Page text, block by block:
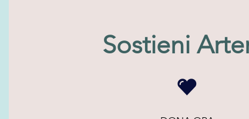
Sostieni